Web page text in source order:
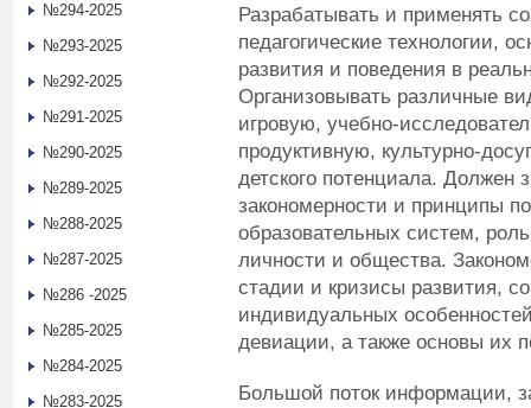
Разрабатывать и применять
педагогические технологии,
развития и поведения в
Организовывать различные
игровую, учебно-
продуктивную, культурно-
детского потенциала. Должен
закономерности и принципы
образовательных систем,
личности и общества.
стадии и кризисы развития,
индивидуальных
девиации, а также основы их
Большой поток информации,
№294-2025
№293-2025
№292-2025
№291-2025
№290-2025
№289-2025
№288-2025
№287-2025
№286 -2025
№285-2025
№284-2025
№283-2025